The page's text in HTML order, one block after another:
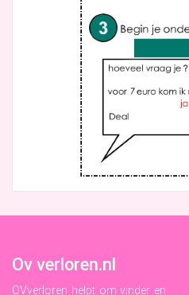
Ov verloren.nl
OVverloren helpt om vinder en